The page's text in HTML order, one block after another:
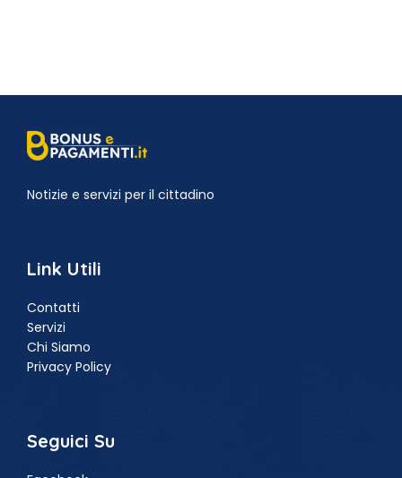
Notizie e servizi per il cittadino
Link Utili
Contatti
Servizi
Chi Siamo
Privacy Policy
Seguici Su